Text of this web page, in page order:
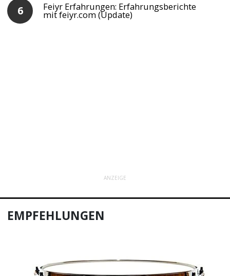
Feiyr Erfahrungen: Erfahrungsberichte
mit feiyr.com (Update)
ANZEIGE
EMPFEHLUNGEN